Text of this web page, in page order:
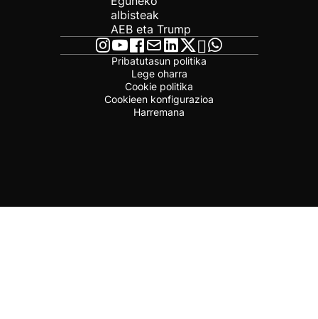
albisteak
AEB eta Trump
Pribatutasun politika
Lege oharra
Cookie politika
Cookieen konfigurazioa
Harremana